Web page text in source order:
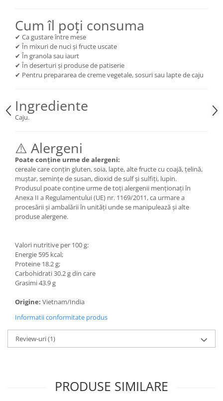
Cum îl poți consuma
✔ Ca gustare între mese
✔ În mixuri de nuci și fructe uscate
✔ În granola sau iaurt
✔ În deserturi și produse de patiserie
✔ Pentru prepararea de creme vegetale, sosuri sau lapte de caju
Ingrediente
Caju.
⚠️ Alergeni
Poate conține urme de alergeni:
cereale care conțin gluten, soia, lapte, alte fructe cu coajă, țelină,
muștar, semințe de susan, dioxid de sulf și sulfiți, lupin.
Produsul poate conține urme de toți alergenii menționați în
Anexa II a Regulamentului (UE) nr. 1169/2011, ca urmare a
procesării și ambalării în unități unde se manipulează și alte
produse alergene.
Valori nutritive per 100 g:
Energie 595 kcal;
Proteine 18.2 g;
Carbohidrati 30.2 g din care
Grasimi 43.9 g
Origine: Vietnam/India
Informatii conformitate produs
Review-uri(1)
PRODUSE SIMILARE